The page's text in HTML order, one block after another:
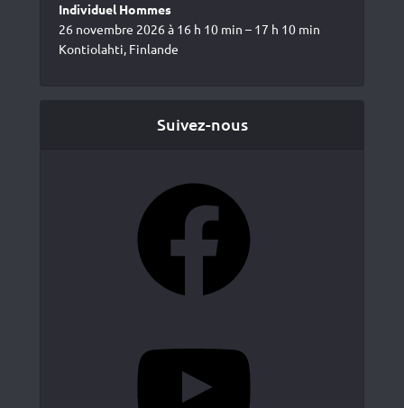
Individuel Hommes
26 novembre 2026 à 16 h 10 min – 17 h 10 min
Kontiolahti, Finlande
Suivez-nous